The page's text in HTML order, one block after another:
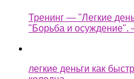
Тренинг — "Легкие
"Борьба и осуждение".
легкие деньги как